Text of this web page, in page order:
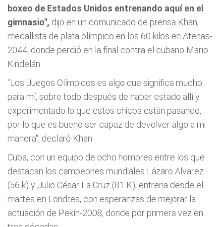
boxeo de Estados Unidos entrenando aquí en el
gimnasio", dijo en un comunicado de prensa Khan,
medallista de plata olímpico en los 60 kilos en Atenas-
2044, donde perdió en la final contra el cubano Mario
Kindelán.
"Los Juegos Olímpicos es algo que significa mucho
para mí, sobre todo después de haber estado allí y
experimentado lo que estos chicos están pasando,
por lo que es bueno ser capaz de devolver algo a mi
manera", declaró Khan.
Cuba, con un equipo de ocho hombres entre los que
destacan los campeones mundiales Lázaro Alvarez
(56 k) y Julio César La Cruz (81 K), entrena desde el
martes en Londres, con esperanzas de mejorar la
actuación de Pekín-2008, donde por primera vez en